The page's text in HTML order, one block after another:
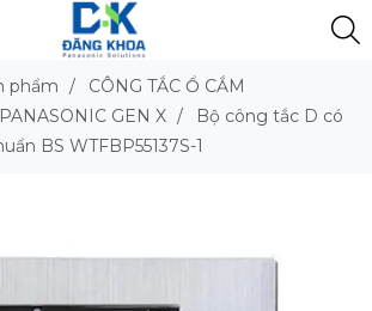
phẩm /
CÔNG TẮC Ổ CẮM
PANASONIC GEN X /
Bộ công tắc D có
BS WTFBP55137S-1